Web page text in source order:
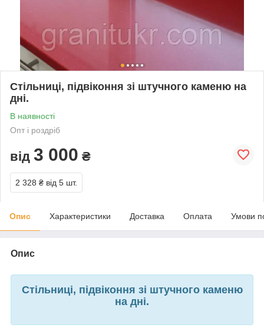
Стільниці, підвіконня зі штучного каменю на
дні.
В наявності
Опт і роздріб
від 3 000 ₴
2 328 ₴ від 5 шт.
Опис Характеристики Доставка Оплата Умови
Опис
Стільниці, підвіконня зі штучного каменю
на дні.